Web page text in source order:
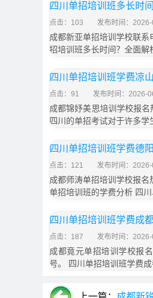
四川单招培训班多长时
点击：103 发布时间：
成都新亚单招培训学校联
招培训班多长时间？全面
四川单招培训班学费凉
点击：91 发布时间：2026-
成都锦妤美思培训学校报
四川的单招考试对于许多
四川单招培训班学费德
点击：121 发布时间：
成都师涛单招培训学校报
单招培训班的学费分析 四
四川单招培训班学费成
点击：187 发布时间：
成都竟元单招培训学校报
号。 四川单招培训班学费